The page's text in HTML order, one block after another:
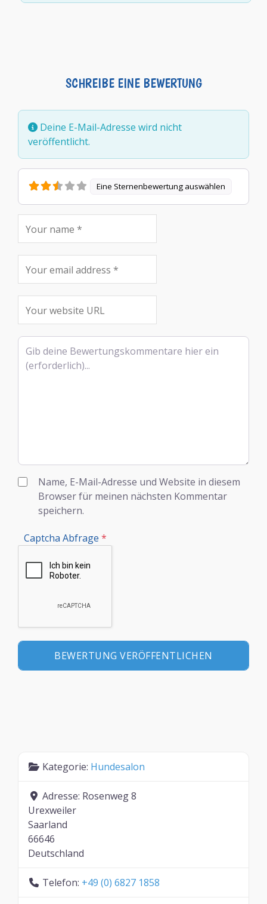
SCHREIBE EINE BEWERTUNG
Deine E-Mail-Adresse wird nicht
veröffentlicht.
Eine Sternenbewertung auswählen
Rezensionstext
Name, E-Mail-Adresse und Website in diesem
Browser für meinen nächsten Kommentar
speichern.
Captcha Abfrage *
Kategorie: Hundesalon
Adresse: Rosenweg 8
Urexweiler
Saarland
66646
Deutschland
Telefon: +49 (0) 6827 1858